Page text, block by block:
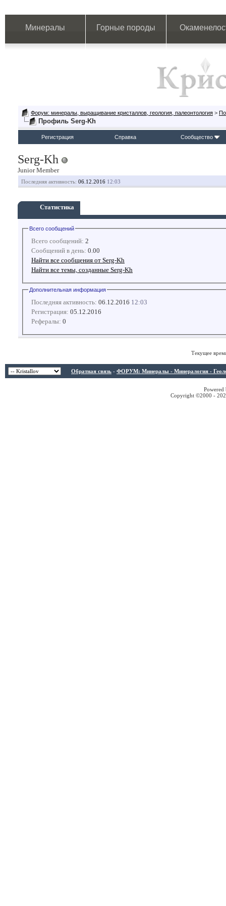
Минералы Горные породы
Форум: минералы, выращивание кристаллов, геология, палеонтология >
Профиль Serg-Kh
Регистрация Справка Сообщество
Serg-Kh
Junior Member
Последняя активность: 06.12.2016 12:03
Статистика
Всего сообщений
Всего сообщений: 2
Сообщений в день: 0.00
Найти все сообщения от Serg-Kh
Найти все темы, созданные Serg-Kh
Дополнительная информация
Последняя активность: 06.12.2016 12:03
Регистрация: 05.12.2016
Рефералы: 0
Текущее
Обратная связь - ФОРУМ: Минералы - Минералогия -
Copyright ©2000 -